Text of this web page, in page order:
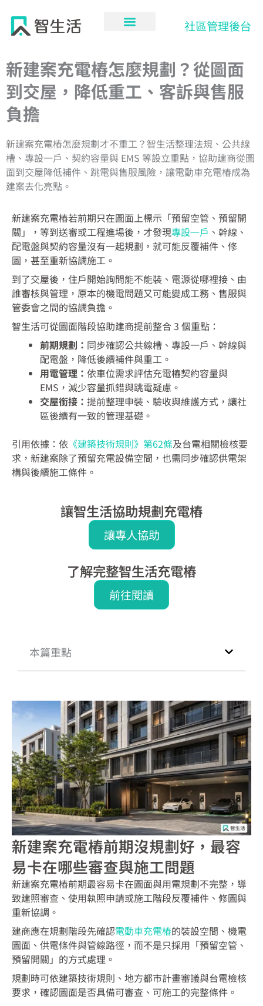
內
容
社區管理後台
新建案充電樁怎麼規劃？從圖面
到交屋，降低重工、客訴與售服
負擔
新建案充電樁怎麼規劃才不重工？智生活整理法規、公共線
槽、專設一戶、契約容量與 EMS 等設立重點，協助建商從圖
面到交屋降低補件、跳電與售服風險，讓電動車充電樁成為
建案去化亮點。
新建案充電樁若前期只在圖面上標示「預留空管、預留開
關」，等到送審或工程進場後，才發現專設一戶 、幹線、
配電盤與契約容量沒有一起規劃，就可能反覆補件、修
圖，甚至重新協調施工。
到了交屋後，住戶開始詢問能不能裝、電源從哪裡接、由
誰審核與管理，原本的機電問題又可能變成工務、售服與
管委會之間的協調負擔。
智生活可從圖面階段協助建商提前整合 3 個重點：
前期規劃： 同步確認公共線槽、專設一戶、幹線與
配電盤，降低後續補件與重工。
用電管理： 依車位需求評估充電樁契約容量與
EMS，減少容量抓錯與跳電疑慮。
交屋銜接： 提前整理申裝、驗收與維護方式，讓社
區後續有一致的管理基礎。
引用依據：依 《建築技術規則》第62條及台電相關檢核要
求，新建案除了預留充電設備空間，也需同步確認供電架
構與後續施工條件。
讓智生活協助規劃充電樁
讓專人協助
了解完整智生活充電樁
前往閱讀
本篇重點
新建案充電樁前期沒規劃好，最容
易卡在哪些審查與施工問題
新建案充電樁前期最容易卡在圖面與用電規劃不完整，導
致建照審查、使用執照申請或施工階段反覆補件、修圖與
重新協調。
建商應在規劃階段先確認電動車充電樁的裝設空間、機電
圖面、供電條件與管線路徑，而不是只採用「預留空管、
預留開關」的方式處理。
規劃時可依建築技術規則、地方都市計畫審議與台電檢核
要求，確認圖面是否具備可審查、可施工的完整條件。